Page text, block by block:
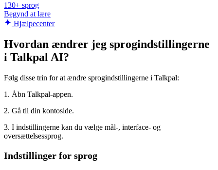
130+ sprog
Begynd at lære
Hjælpecenter
Hvordan ændrer jeg sprogindstillingerne
i Talkpal AI?
Følg disse trin for at ændre sprogindstillingerne i Talkpal:
1. Åbn Talkpal-appen.
2. Gå til din kontoside.
3. I indstillingerne kan du vælge mål-, interface- og
oversættelsessprog.
Indstillinger for sprog